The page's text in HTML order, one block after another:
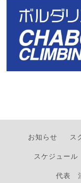
お知らせ ス
スケジュール
代表